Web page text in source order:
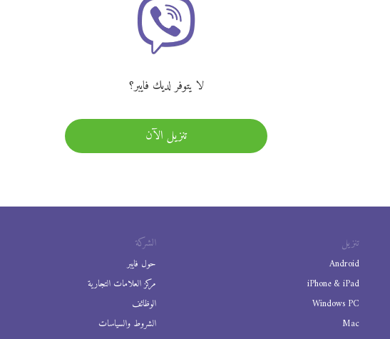
لا يتوفر لديك فايبر؟
تنزيل الآن
الشركة
حول فايبر
مركز العلامات التجارية
الوظائف
الشروط والسياسات
تنزيل
Android
iPhone & iPad
Windows PC
Mac